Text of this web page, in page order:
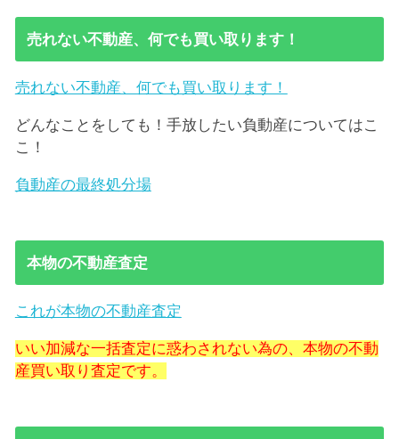
売れない不動産、何でも買い取ります！
売れない不動産、何でも買い取ります！
どんなことをしても！手放したい負動産についてはこ
こ！
負動産の最終処分場
本物の不動産査定
これが本物の不動産査定
いい加減な一括査定に惑わされない為の、本物の不動
産買い取り査定です。